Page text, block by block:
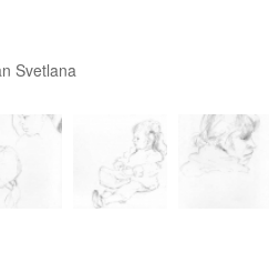
Svetlana